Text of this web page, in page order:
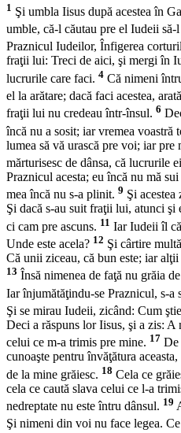
1 Şi umbla Iisus după acestea în
umble, că-l căutau pre el Iudeii să-
Praznicul Iudeilor, Înfigerea
fraţii lui: Treci de aici, şi mergi în
lucrurile care faci. 4 Că nimeni
el la arătare; dacă faci acestea,
fraţii lui nu credeau într-însul. 6
încă nu a sosit; iar vremea voastră
lumea să vă urască pre voi; iar pre
mărturisesc de dânsa, că lucrurile
Praznicul acesta; eu încă nu mă
mea încă nu s-a plinit. 9 Şi
Şi dacă s-au suit fraţii lui, atunci şi
ci cam pre ascuns. 11 Iar Iudeii îl
Unde este acela? 12 Şi cârtire
Că unii ziceau, că bun este; iar
13 Însă nimenea de faţă nu grăia
Iar înjumătăţindu-se Praznicul, s-a
Şi se mirau Iudeii, zicând: Cum
Deci a răspuns lor Iisus, şi a zis: A
celui ce m-a trimis pre mine. 17 De
cunoaşte pentru învăţătura
de la mine grăiesc. 18 Cela ce
cela ce caută slava celui ce l-a
nedreptate nu este întru dânsul. 19
Şi nimeni din voi nu face legea.